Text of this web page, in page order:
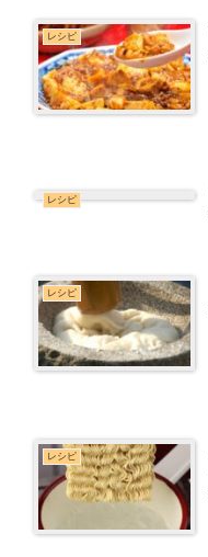
レシピ
レシピ
レシピ
レシピ